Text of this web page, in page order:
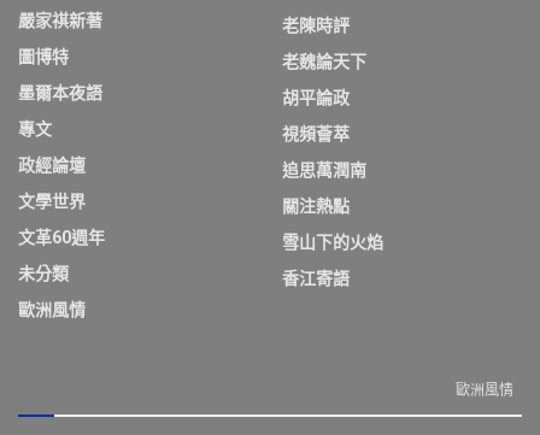
嚴家祺新著
圖博特
墨爾本夜語
專文
政經論壇
文學世界
文革60週年
未分類
歐洲風情
老陳時評
老魏論天下
胡平論政
視頻薈萃
追思萬潤南
關注熱點
雪山下的火焰
香江寄語
歐洲風情